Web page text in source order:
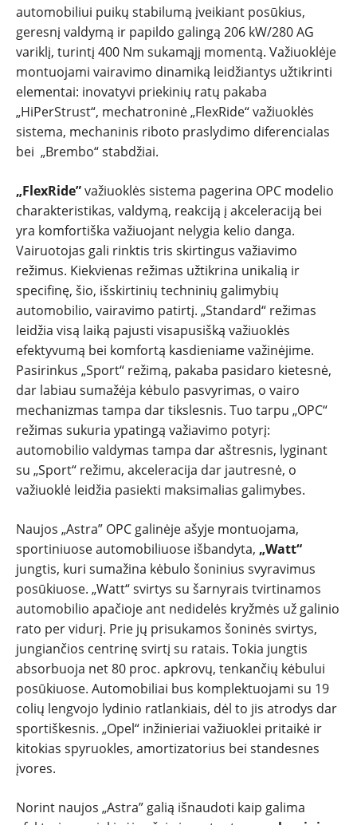
automobiliui puikų stabilumą įveikiant posūkius,
geresnį valdymą ir papildo galingą 206 kW/280 AG
variklį, turintį 400 Nm sukamąjį momentą. Važiuoklėje
montuojami vairavimo dinamiką leidžiantys užtikrinti
elementai: inovatyvi priekinių ratų pakaba
„HiPerStrust“, mechatroninė „FlexRide“ važiuoklės
sistema, mechaninis riboto praslydimo diferencialas
bei „Brembo“ stabdžiai.
„FlexRide”važiuoklės sistema pagerina OPC modelio
charakteristikas, valdymą, reakciją į akceleraciją bei
yra komfortiška važiuojant nelygia kelio danga.
Vairuotojas gali rinktis tris skirtingus važiavimo
režimus. Kiekvienas režimas užtikrina unikalią ir
specifinę, šio, išskirtinių techninių galimybių
automobilio, vairavimo patirtį. „Standard“ režimas
leidžia visą laiką pajusti visapusišką važiuoklės
efektyvumą bei komfortą kasdieniame važinėjime.
Pasirinkus „Sport“ režimą, pakaba pasidaro kietesnė,
dar labiau sumažėja kėbulo pasvyrimas, o vairo
mechanizmas tampa dar tikslesnis. Tuo tarpu „OPC“
režimas sukuria ypatingą važiavimo potyrį:
automobilio valdymas tampa dar aštresnis, lyginant
su „Sport“ režimu, akceleracija dar jautresnė, o
važiuoklė leidžia pasiekti maksimalias galimybes.
Naujos „Astra” OPC galinėje ašyje montuojama,
sportiniuose automobiliuose išbandyta, „Watt“
jungtis, kuri sumažina kėbulo šoninius svyravimus
posūkiuose. „Watt“ svirtys su šarnyrais tvirtinamos
automobilio apačioje ant nedidelės kryžmės už galinio
rato per vidurį. Prie jų prisukamos šoninės svirtys,
jungiančios centrinę svirtį su ratais. Tokia jungtis
absorbuoja net 80 proc. apkrovų, tenkančių kėbului
posūkiuose. Automobiliai bus komplektuojami su 19
colių lengvojo lydinio ratlankiais, dėl to jis atrodys dar
sportiškesnis. „Opel“ inžinieriai važiuoklei pritaikė ir
kitokias spyruokles, amortizatorius bei standesnes
įvores.
Norint naujos „Astra” galią išnaudoti kaip galima